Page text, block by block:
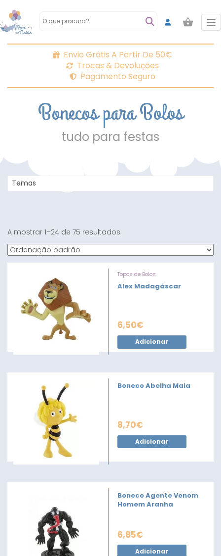
Envio Grátis A Partir De 50€
Trocas & Devoluções
Pagamento Seguro
Bonecos para Bolos
tudo para festas
Temas
A mostrar 1–24 de 75 resultados
Topos de Bolos
Alex Madagáscar
6,50€
Adicionar
Boneco Abelha Maia
8,70€
Adicionar
Boneco Agente Venom
Homem Aranha
6,85€
Adicionar